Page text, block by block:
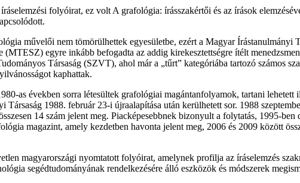
folyóirat, ez volt A grafológia: írásszakértői és az írások
művelői nem tömörülhettek egyesületbe, ezért a Magyar Írástanulmányi
egyre inkább befogadta az addig kirekesztettségre ítélt
Társaság (SZVT), ahol már a „tűrt” kategóriába tartozó számos
kaphattak.
as években sorra létesültek grafológiai magántanfolyamok, tartani
1988. február 23-i újraalapítása után kerülhetett sor. 1988
14 szám jelent meg. Piacképesebbnek bizonyult a folytatás, 1995-
magazint, amely kezdetben havonta jelent meg, 2006 és 2009 között
magyarországi nyomtatott folyóirat, amelynek profilja az íráselemzés
segédtudományának rendelkezésére álló eszközök és módszerek